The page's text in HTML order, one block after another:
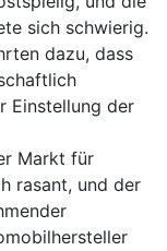
sich schwierig.
dazu, dass
Einstellung der
Markt für
rasant, und der